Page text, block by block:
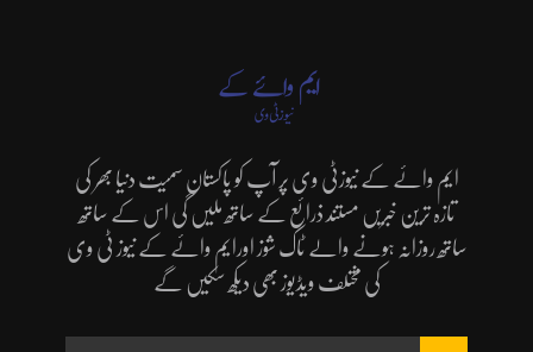
ایم وائے کے نیوزٹی وی پر آپ کو پاکستان سمیت دنیا بھر کی
تازہ ترین خبریں مستند ذرائع کے ساتھ ملیں گی اس کے ساتھ
ساتھ روزانہ ہونے والے ٹاک شوز اورایم وائے کے نیوز ٹی وی
کی مختلف ویڈیوز بھی دیکھ سکیں گے